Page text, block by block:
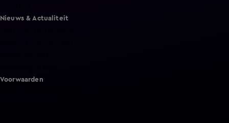
Nieuws & Actualiteit
Voorwaarden